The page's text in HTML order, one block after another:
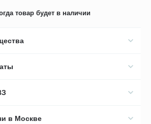
товар будет в наличии
в Москве